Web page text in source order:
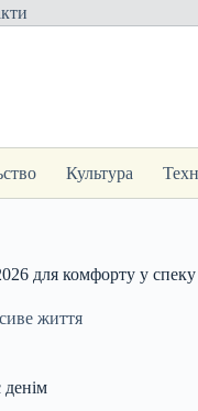
Культура
для комфорту у спеку
життя
денім